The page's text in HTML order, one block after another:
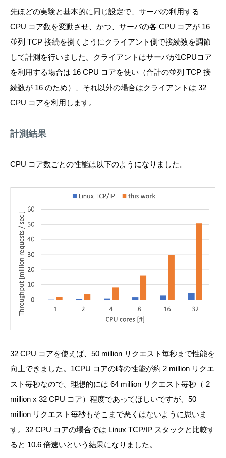
先ほどの実験と基本的に同じ設定で、サーバの利用する
CPU コア数を変動させ、かつ、サーバの各 CPU コアが 16
並列 TCP 接続を捌くようにクライアント側で接続数を調節
して計測を行いました。クライアントはサーバが1CPUコア
を利用する場合は 16 CPU コアを使い（合計の並列 TCP 接
続数が 16 のため）、それ以外の場合はクライアントは 32
CPU コアを利用します。
計測結果
CPU コア数ごとの性能は以下のようになりました。
32 CPU コアを使えば、50 million リクエスト毎秒まで性能を
向上できました。1CPU コアの時の性能が約 2 million リクエ
スト毎秒なので、理想的には 64 million リクエスト毎秒（ 2
million x 32 CPU コア）程度であってほしいですが、50
million リクエスト毎秒もそこまで悪くはないように思いま
す。32 CPU コアの場合では Linux TCP/IP スタックと比較す
ると 10.6 倍速いという結果になりました。